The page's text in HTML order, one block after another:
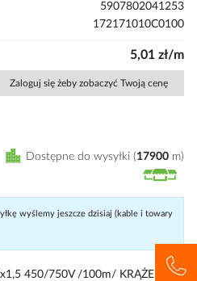
5907802041253
172171010C0100
5,01 zł/m
Zaloguj się żeby zobaczyć Twoją cenę
Dostępne do wysyłki 17900 m
wyślemy jeszcze dzisiaj (kable i towary
450/750V /100m/ KRĄŻEK